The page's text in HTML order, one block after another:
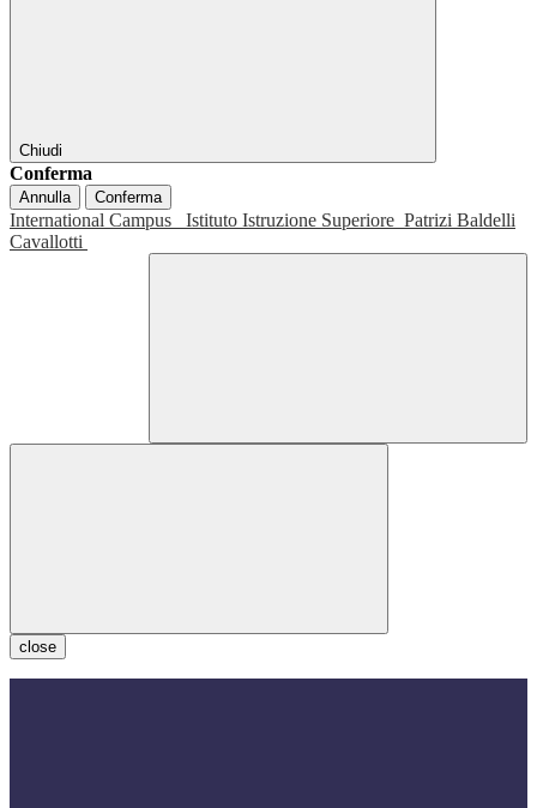
Chiudi
Conferma
Annulla Conferma
International Campus Istituto Istruzione Superiore Patrizi Baldelli
Cavallotti
close